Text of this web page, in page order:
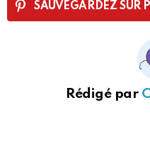
SAUVEGARDEZ SUR
Rédigé par